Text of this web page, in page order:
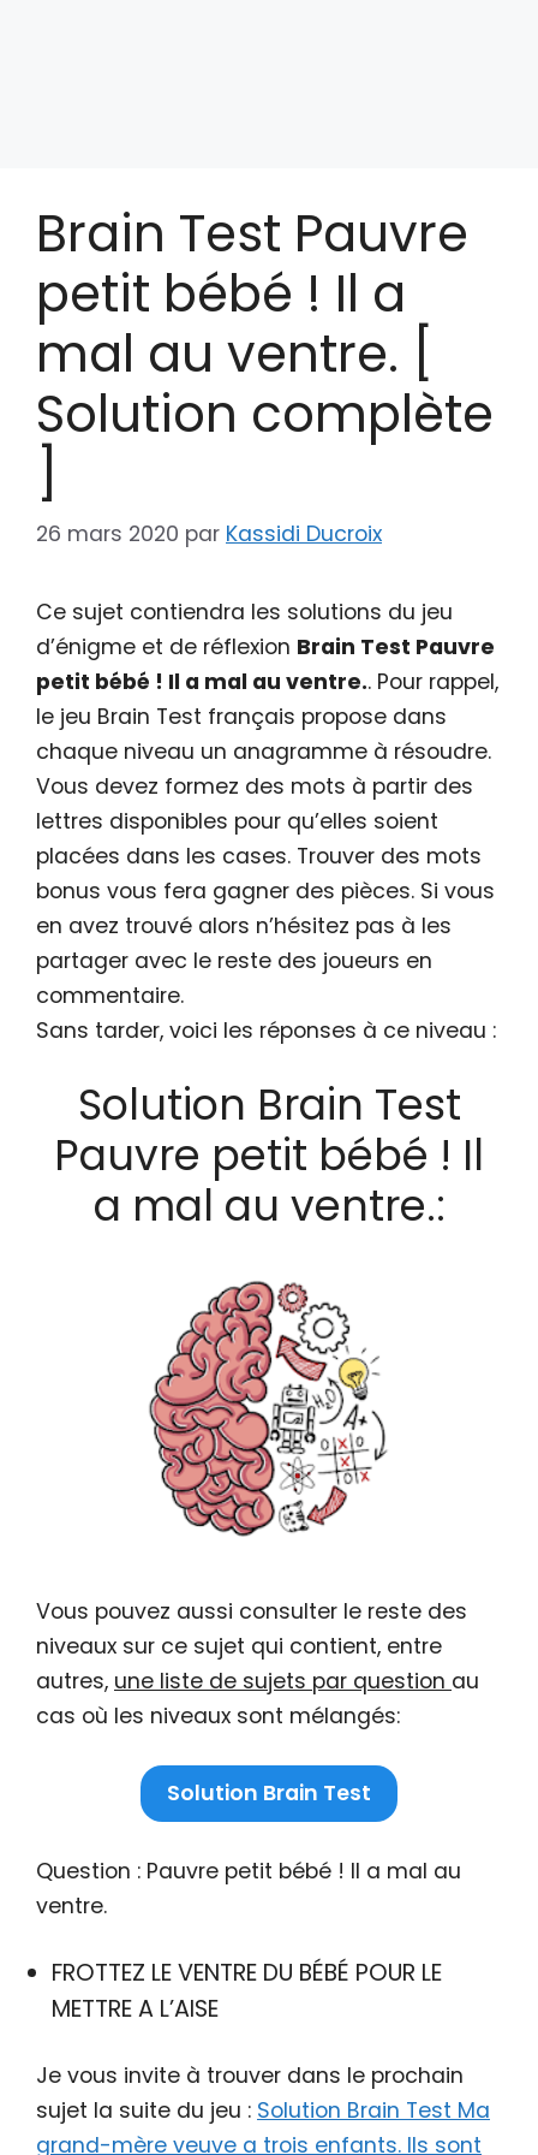
Brain Test Pauvre
petit bébé ! Il a
mal au ventre. [
Solution complète
26 mars 2020 par Kassidi Ducroix
Ce sujet contiendra les solutions du jeu
d’énigme et de réflexion Brain Test Pauvre
petit bébé ! Il a mal au ventre.. Pour rappel,
le jeu Brain Test français propose dans
chaque niveau un anagramme à résoudre.
Vous devez formez des mots à partir des
lettres disponibles pour qu’elles soient
placées dans les cases. Trouver des mots
bonus vous fera gagner des pièces. Si vous
en avez trouvé alors n’hésitez pas à les
partager avec le reste des joueurs en
commentaire.
Sans tarder, voici les réponses à ce niveau :
Solution Brain Test
Pauvre petit bébé ! Il
a mal au ventre.:
Vous pouvez aussi consulter le reste des
niveaux sur ce sujet qui contient, entre
autres, une liste de sujets par question au
cas où les niveaux sont mélangés:
Solution Brain Test
Question : Pauvre petit bébé ! Il a mal au
ventre.
FROTTEZ LE VENTRE DU BÉBÉ POUR LE
METTRE A L’AISE
Je vous invite à trouver dans le prochain
sujet la suite du jeu : Solution Brain Test Ma
grand-mère veuve a trois enfants. Ils sont